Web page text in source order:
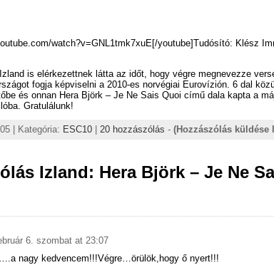
watch?v=GNL1tmk7xuE[/youtube]Tudósító: Klész
is elérkezettnek látta az időt, hogy végre megnevezze
fogja képviselni a 2010-es norvégiai Eurovízión. 6 dal
és onnan Hera Björk – Je Ne Sais Quoi című dala kapta a
Gratulálunk!
| Kategória: ESC10 20 hozzászólás - (Hozzászólás küldése
Izland: Hera Björk – Je Ne
6. szombat at 23:07
nagy kedvencem!!!Végre…örülök,hogy ő nyert!!!